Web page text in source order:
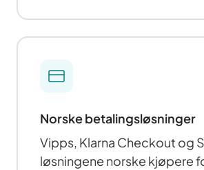
Norske betalingsløsninger
Vipps, Klarna Checkout og
løsningene norske kjøpere